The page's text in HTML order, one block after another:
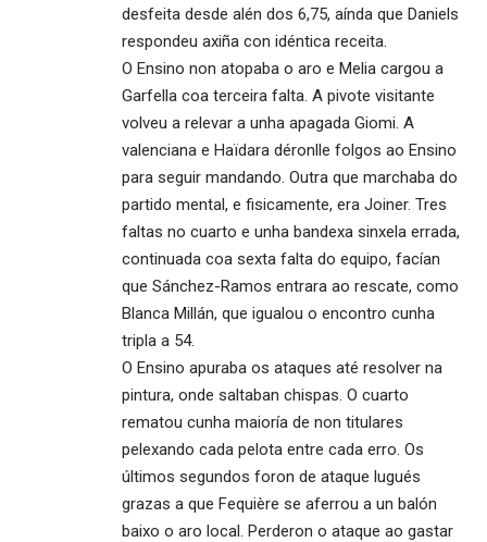
desfeita desde alén dos 6,75, aínda que Daniels
respondeu axiña con idéntica receita.
O Ensino non atopaba o aro e Melia cargou a
Garfella coa terceira falta. A pivote visitante
volveu a relevar a unha apagada Giomi. A
valenciana e Haïdara déronlle folgos ao Ensino
para seguir mandando. Outra que marchaba do
partido mental, e fisicamente, era Joiner. Tres
faltas no cuarto e unha bandexa sinxela errada,
continuada coa sexta falta do equipo, facían
que Sánchez-Ramos entrara ao rescate, como
Blanca Millán, que igualou o encontro cunha
tripla a 54.
O Ensino apuraba os ataques até resolver na
pintura, onde saltaban chispas. O cuarto
rematou cunha maioría de non titulares
pelexando cada pelota entre cada erro. Os
últimos segundos foron de ataque lugués
grazas a que Fequière se aferrou a un balón
baixo o aro local. Perderon o ataque ao gastar